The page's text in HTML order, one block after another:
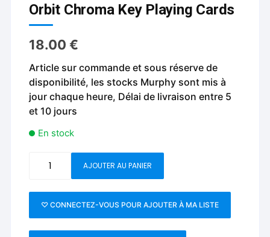
Orbit Chroma Key Playing Cards
18.00€
Article sur commande et sous réserve de
disponibilité, les stocks Murphy sont mis à
jour chaque heure, Délai de livraison entre 5
et 10 jours
En stock
Chroma
Key
Playing
AJOUTER AU PANIER
♡ CONNECTEZ-VOUS POUR AJOUTER À MA LISTE